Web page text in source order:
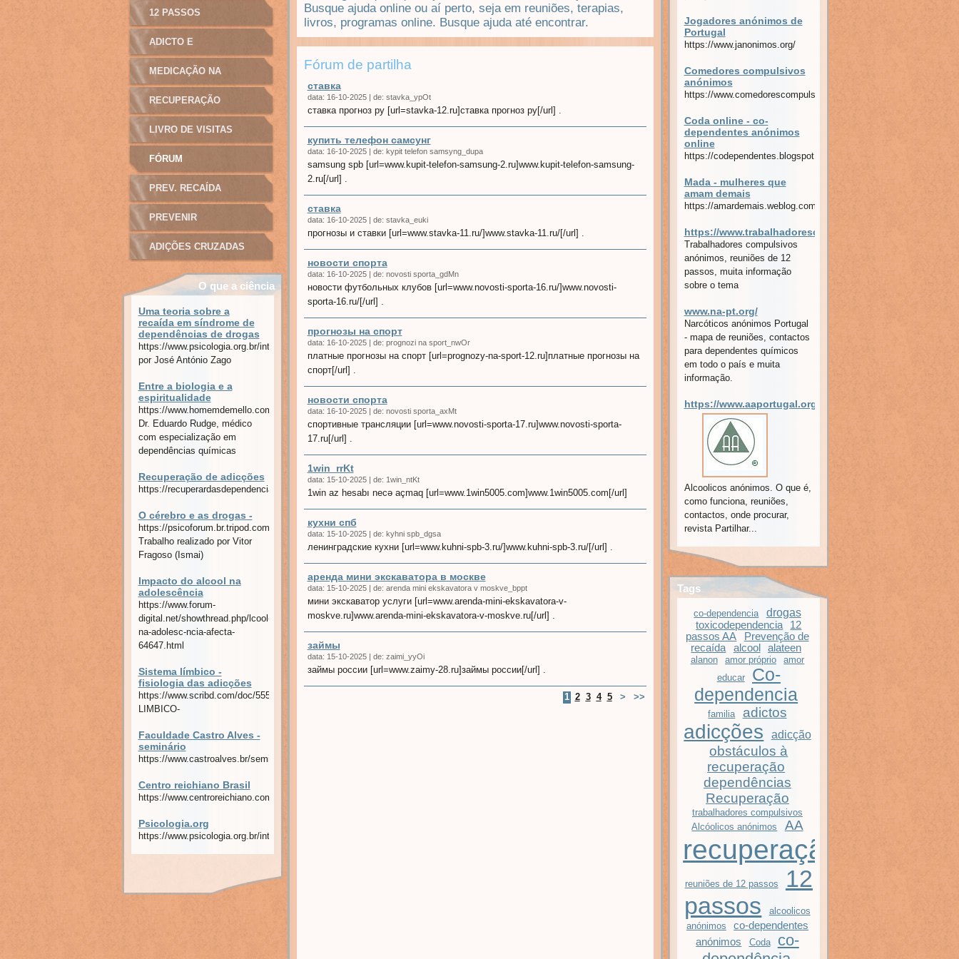
Busque ajuda online ou aí perto, seja em reuniões, terapias,
livros, programas online. Busque ajuda até encontrar.
Fórum de partilha
ставка
data: 16-10-2025| de: stavka_ypOt
ставка прогноз ру [url=stavka-12.ru]ставка прогноз ру[/url] .
купить телефон самсунг
data: 16-10-2025| de: kypit telefon samsyng_dupa
samsung spb [url=www.kupit-telefon-samsung-2.ru]www.kupit-telefon-samsung-
2.ru[/url] .
ставка
data: 16-10-2025| de: stavka_euki
прогнозы и ставки [url=www.stavka-11.ru/]www.stavka-11.ru/[/url] .
новости спорта
data: 16-10-2025| de: novosti sporta_gdMn
новости футбольных клубов [url=www.novosti-sporta-16.ru/]www.novosti-
sporta-16.ru/[/url] .
прогнозы на спорт
data: 16-10-2025| de: prognozi na sport_nwOr
платные прогнозы на спорт [url=prognozy-na-sport-12.ru]платные прогнозы на
спорт[/url] .
новости спорта
data: 16-10-2025| de: novosti sporta_axMt
спортивные трансляции [url=www.novosti-sporta-17.ru]www.novosti-sporta-
17.ru[/url] .
1win_rrKt
data: 15-10-2025| de: 1win_ntKt
1win az hesabı necə açmaq [url=www.1win5005.com]www.1win5005.com[/url]
кухни спб
data: 15-10-2025| de: kyhni spb_dgsa
ленинградские кухни [url=www.kuhni-spb-3.ru/]www.kuhni-spb-3.ru/[/url] .
аренда мини экскаватора в москве
data: 15-10-2025| de: arenda mini ekskavatora v moskve_bppt
мини экскаватор услуги [url=www.arenda-mini-ekskavatora-v-
moskve.ru]www.arenda-mini-ekskavatora-v-moskve.ru[/url] .
займы
data: 15-10-2025| de: zaimi_yyOi
займы россии [url=www.zaimy-28.ru]займы россии[/url] .
1 2 3 4 5 > >>
12 PASSOS
ADICTO E
MANIPULAÇÃO
MEDICAÇÃO NA
ADICÇÃO
RECUPERAÇÃO
LIVRO DE VISITAS
FÓRUM
PREV. RECAÍDA
PREVENIR
ADIÇÕES CRUZADAS
O que a ciência
Uma teoria sobre a
recaída em síndrome de
dependências de drogas
https://www.psicologia.org.br/internacional/pscl91.htm
por José António Zago
Entre a biologia e a
espiritualidade
https://www.homemdemello.com.br/advocacia/art02.htm
Dr. Eduardo Rudge, médico
com especialização em
dependências químicas
Recuperação de adicções
https://recuperardasdependencias.blogs.sapo.pt/2114.html
O cérebro e as drogas -
https://psicoforum.br.tripod.com/index/artigos/droga.htm
Trabalho realizado por Vitor
Fragoso (Ismai)
Impacto do alcool na
adolescência
https://www.forum-
digital.net/showthread.php/lcool-
na-adolesc-ncia-afecta-
64647.html
Sistema límbico -
fisiologia das adicções
https://www.scribd.com/doc/5552336/SISTEMA-
LIMBICO-
Faculdade Castro Alves -
seminário
https://www.castroalves.br/seminario2006.php
Centro reichiano Brasil
https://www.centroreichiano.com.br/artigos/Anais%202004/Daniel%20Almeida.pdf
Psicologia.org
https://www.psicologia.org.br/internacional/pscl91.htm
Jogadores anónimos de
Portugal
https://www.janonimos.org/
Comedores compulsivos
anónimos
https://www.comedorescompulsivos.com.br/
Coda online - co-
dependentes anónimos
online
https://codependentes.blogspot.com/
Mada - mulheres que
amam demais
https://amardemais.weblog.com.pt/
https://www.trabalhadorescompulsivosanonimos.com/
Trabalhadores compulsivos
anónimos, reuniões de 12
passos, muita informação
sobre o tema
www.na-pt.org/
Narcóticos anónimos Portugal
- mapa de reuniões, contactos
para dependentes químicos
em todo o país e muita
informação.
https://www.aaportugal.org/
Alcoolicos anónimos. O que é,
como funciona, reuniões,
contactos, onde procurar,
revista Partilhar...
Tags
co-dependencia drogas
toxicodependencia
12
passos AA
Prevenção de
recaída
alcool alateen
alanon amor próprio
amor
educar
Co-
dependencia
familia adictos
adicções adicção
obstáculos à
recuperação
dependências
Recuperação
trabalhadores compulsivos
Alcóolicos anónimos
AA
recuperação
reuniões de 12 passos
12
passos
alcoolicos
anónimos
co-dependentes
anónimos
Coda
co-